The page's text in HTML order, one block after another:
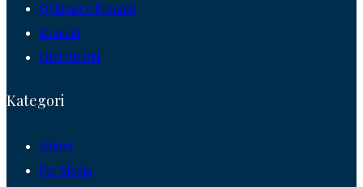
Qëllimet e Forumit
Kontakt
DHURONI
Kategori
Arkivi
Per Media